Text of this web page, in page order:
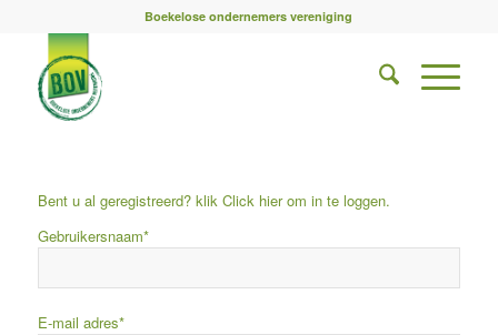
Boekelose ondernemers vereniging
Bent u al geregistreerd? klik Click hierom in te loggen.
Gebruikersnaam*
E-mail adres*